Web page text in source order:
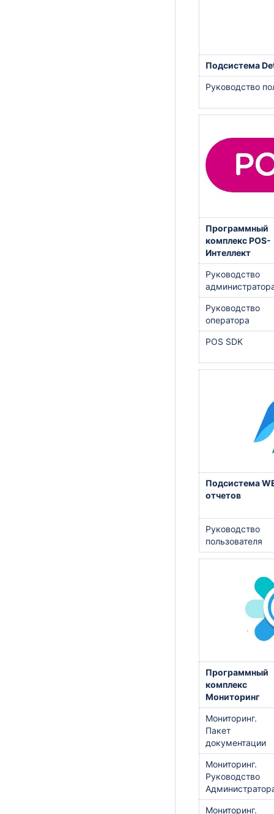
Подсистема
Руководство
Программный
комплекс POS-
Интеллект
Руководство
Руководство
оператора
POS SDK
Подсистема
отчетов
Руководство
пользователя
Программный
комплекс
Мониторинг
Мониторинг.
Пакет
документации
Мониторинг.
Руководство
Мониторинг.